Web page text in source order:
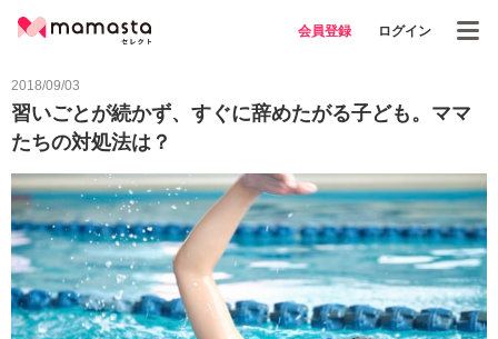
会員登録 ログイン
2018/09/03
習いごとが続かず、すぐに辞めたがる子ども。ママ
たちの対処法は？